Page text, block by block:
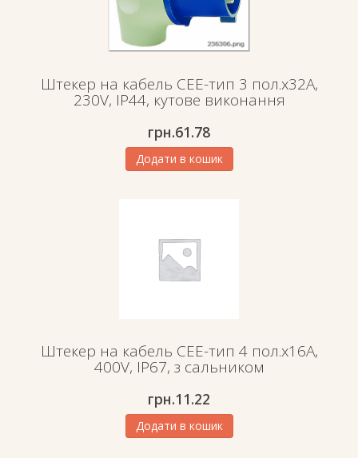
Штекер на кабель СЕЕ-тип 3 пол.х32А,
230V, IP44, кутове виконання
грн.61.78
Додати в кошик
Штекер на кабель СЕЕ-тип 4 пол.х16А,
400V, IP67, з сальником
грн.11.22
Додати в кошик